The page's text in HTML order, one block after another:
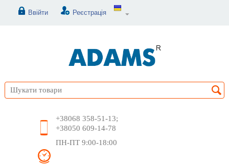
Ввійти Реєстрація
+38068 358-51-13;
+38050 609-14-78
ПН-ПТ 9:00-18:00